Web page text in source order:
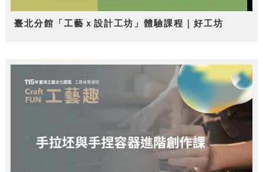
臺北分館「工藝ｘ設計工坊」體驗課程｜好工坊